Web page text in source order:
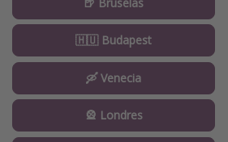
🇭🇺 Budapest
🛶 Venecia
🎡 Londres